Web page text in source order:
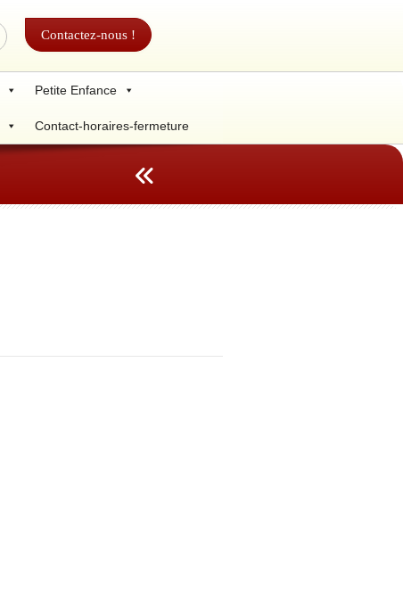
Contactez-nous !
Petite Enfance
Contact-horaires-fermeture